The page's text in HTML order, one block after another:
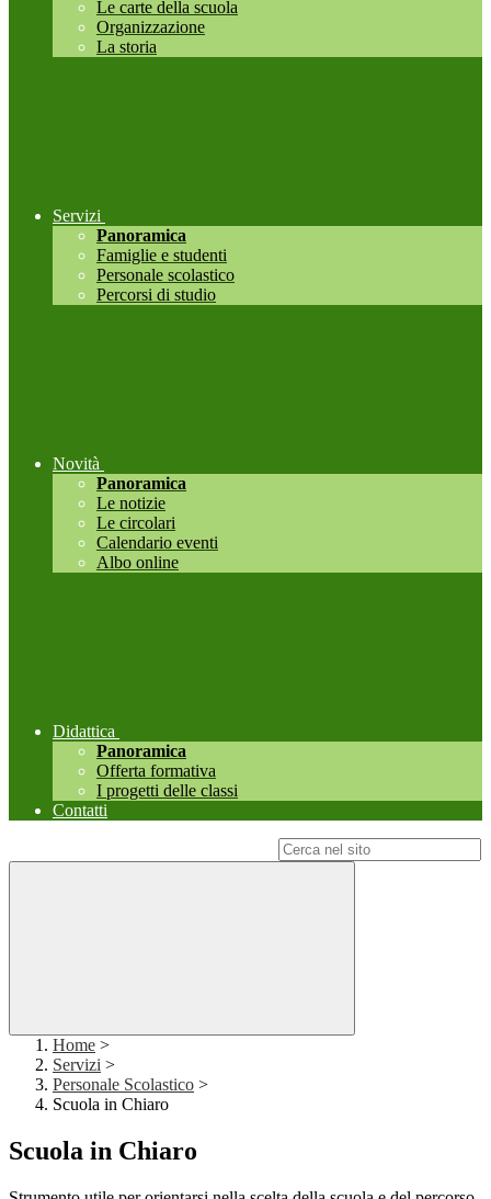
Le carte della scuola
Organizzazione
La storia
Servizi
Panoramica
Famiglie e studenti
Personale scolastico
Percorsi di studio
Novità
Panoramica
Le notizie
Le circolari
Calendario eventi
Albo online
Didattica
Panoramica
Offerta formativa
I progetti delle classi
Contatti
Home >
Servizi >
Personale Scolastico >
Scuola in Chiaro
Scuola in Chiaro